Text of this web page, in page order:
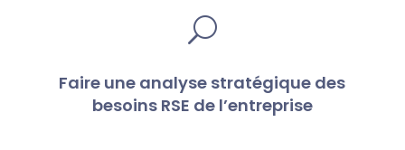
U
Faire une analyse stratégique des
besoins RSE de l’entreprise